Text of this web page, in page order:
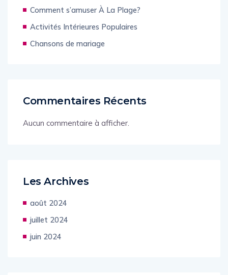
Comment s’amuser À La Plage?
Activités Intérieures Populaires
Chansons de mariage
Commentaires Récents
Aucun commentaire à afficher.
Les Archives
août 2024
juillet 2024
juin 2024